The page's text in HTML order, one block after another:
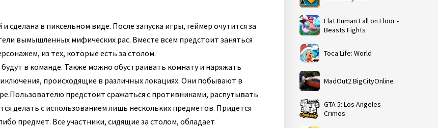
Flat Human Fall on Floor -
Beasts Fights
Toca Life: World
MadOut2 BigCityOnline
GTA 5: Los Angeles
Crimes
и сделана в пиксельном виде. После запуска игры, геймер очутится за
вымышленных мифических рас. Вместе всем предстоит заняться
из тех, которые есть за столом.
в команде. Также можно обустраивать комнату и наряжать
происходящие в различных локациях. Они побывают в
Пользователю предстоит сражаться с противниками, распутывать
делать с использованием лишь нескольких предметов. Придется
предмет. Все участники, сидящие за столом, обладает